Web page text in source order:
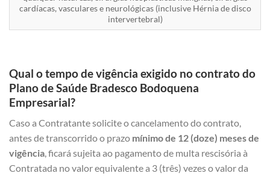
cardíacas, vasculares e neurológicas (inclusive Hérnia de disco
intervertebral)
Qual o tempo de vigência exigido no contrato do
Plano de Saúde Bradesco Bodoquena
Empresarial?
Caso a Contratante solicite o cancelamento do contrato,
antes de transcorrido o prazo mínimo de 12 (doze) meses de
vigência, ficará sujeita ao pagamento de multa rescisória à
Contratada no valor equivalente a 3 (três) vezes o valor da